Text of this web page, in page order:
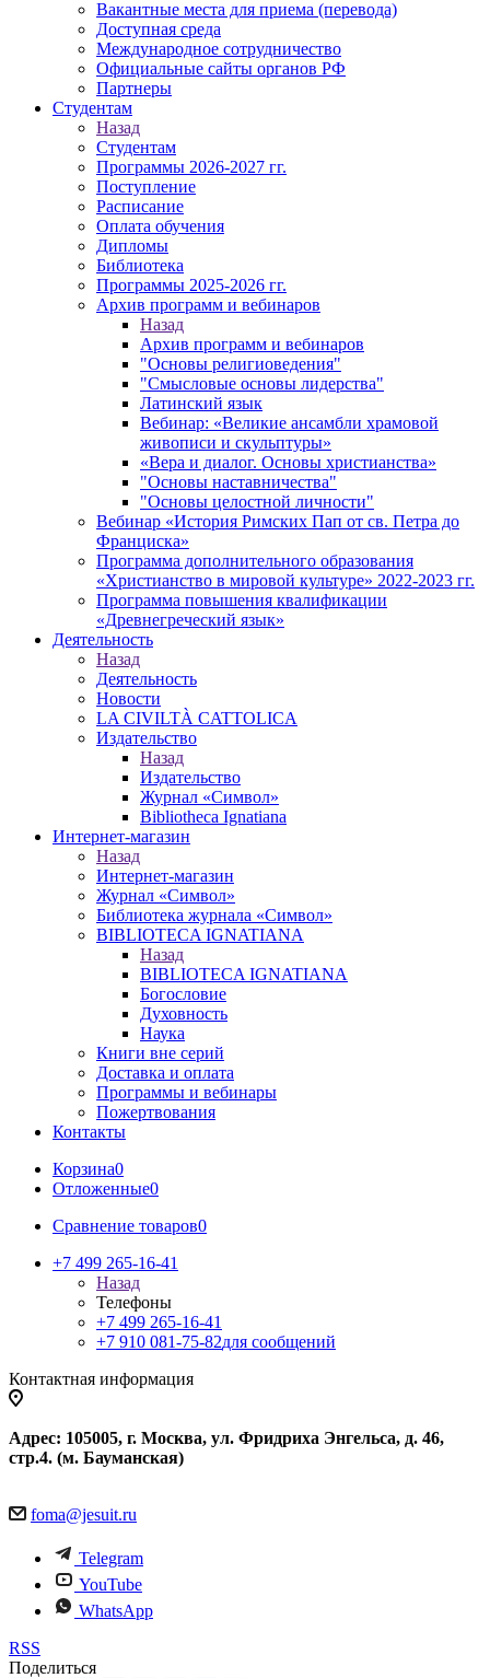
Вакантные места для приема (перевода)
Доступная среда
Международное сотрудничество
Официальные сайты органов РФ
Партнеры
Студентам
Назад
Студентам
Программы 2026-2027 гг.
Поступление
Расписание
Оплата обучения
Дипломы
Библиотека
Программы 2025-2026 гг.
Архив программ и вебинаров
Назад
Архив программ и вебинаров
"Основы религиоведения"
"Смысловые основы лидерства"
Латинский язык
Вебинар: «Великие ансамбли храмовой
живописи и скульптуры»
«Вера и диалог. Основы христианства»
"Основы наставничества"
"Основы целостной личности"
Вебинар «История Римских Пап от св. Петра до
Франциска»
Программа дополнительного образования
«Христианство в мировой культуре» 2022-2023 гг.
Программа повышения квалификации
«Древнегреческий язык»
Деятельность
Назад
Деятельность
Новости
LA CIVILTÀ CATTOLICA
Издательство
Назад
Издательство
Журнал «Символ»
Bibliotheca Ignatiana
Интернет-магазин
Назад
Интернет-магазин
Журнал «Символ»
Библиотека журнала «Символ»
BIBLIOTECA IGNATIANA
Назад
BIBLIOTECA IGNATIANA
Богословие
Духовность
Наука
Книги вне серий
Доставка и оплата
Программы и вебинары
Пожертвования
Контакты
Корзина0
Отложенные0
Сравнение товаров0
+7 499 265-16-41
Назад
Телефоны
+7 499 265-16-41
+7 910 081-75-82для сообщений
Контактная информация
Адрес: 105005, г. Москва, ул. Фридриха Энгельса, д. 46,
стр.4. (м. Бауманская)
foma@jesuit.ru
Telegram
YouTube
WhatsApp
RSS
Поделиться